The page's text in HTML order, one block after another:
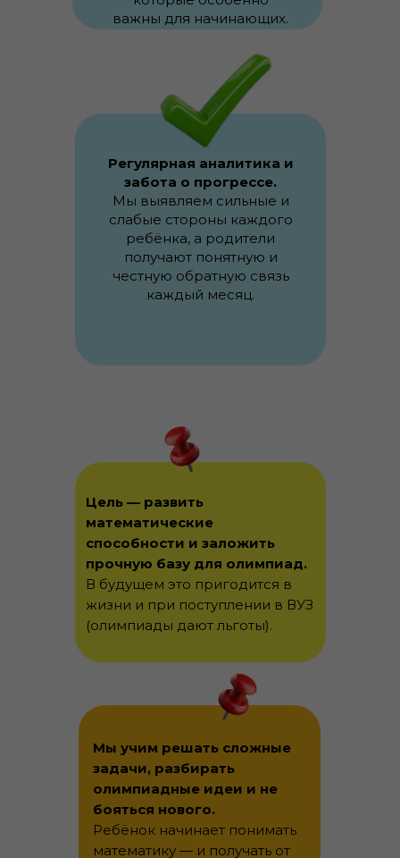
важны для начинающих.
Регулярная аналитика и
забота о прогрессе.
Мы выявляем сильные и
слабые стороны каждого
ребёнка, а родители
получают понятную и
честную обратную связь
каждый месяц.
Цель — развить
математические
способности и заложить
прочную базу для олимпиад.
В будущем это пригодится в
жизни и при поступлении в ВУЗ
(олимпиады дают льготы).
Мы учим решать сложные
задачи, разбирать
олимпиадные идеи и не
бояться нового.
Ребёнок начинает понимать
математику — и получать от